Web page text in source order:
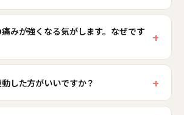
骨のすり減りが背景にあることはあ
みそのものは膝を支える筋力や全身
整えることで軽くできる場合が多く
齢を理由に諦めて動かなくなると、
落ちて痛みが悪化する悪循環に陥り
みが強くなる気がします。なぜです
+
雪地帯で、冬は雪や凍結路面で外出
、膝を支える太ももの筋力が落ちや
。底冷えで膝が冷えると血流が滞
した方がいいですか？ +
力を保つことは大切ですが、痛みが